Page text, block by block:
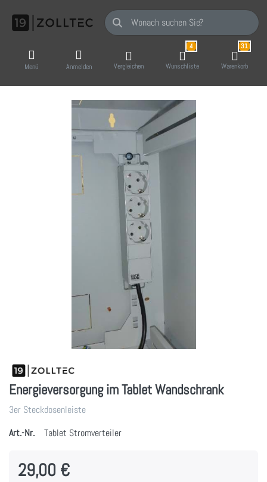
Geben Sie einen Suchbegriff ein. Während
Menü Anmelden Vergleichen
4
Wunschliste
31
Warenkorb
Energieversorgung im Tablet Wandschrank
3er Steckdosenleiste
Art.-Nr.
Tablet Stromverteiler
29,00 €